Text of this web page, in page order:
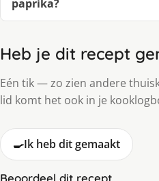
paprika?
Heb je dit recept
Eén tik — zo zien andere
lid komt het ook in je
🍳Ik heb dit gemaakt
Beoordeel dit recept